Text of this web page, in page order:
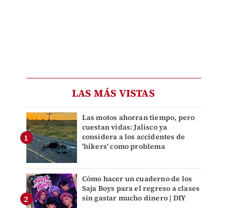
LAS MÁS VISTAS
Las motos ahorran tiempo, pero
cuestan vidas: Jalisco ya
considera a los accidentes de
'bikers' como problema
Cómo hacer un cuaderno de los
Saja Boys para el regreso a clases
sin gastar mucho dinero | DIY